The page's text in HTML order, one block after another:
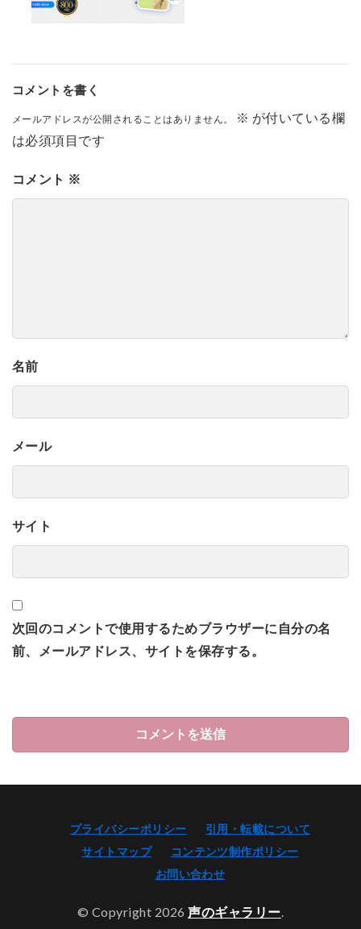
コメントを書く
メールアドレスが公開されることはありません。 ※ が付いている欄
は必須項目です
コメント ※
名前
メール
サイト
次回のコメントで使用するためブラウザーに自分の名
前、メールアドレス、サイトを保存する。
プライバシーポリシー
引用・転載について
サイトマップ
コンテンツ制作ポリシー
お問い合わせ
© Copyright 2026声のギャラリー